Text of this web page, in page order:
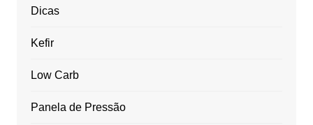
Dicas
Kefir
Low Carb
Panela de Pressão